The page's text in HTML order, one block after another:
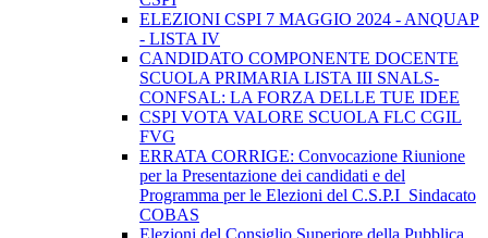
ELEZIONI CSPI 7 MAGGIO 2024 - ANQUAP
- LISTA IV
CANDIDATO COMPONENTE DOCENTE
SCUOLA PRIMARIA LISTA III SNALS-
CONFSAL: LA FORZA DELLE TUE IDEE
CSPI VOTA VALORE SCUOLA FLC CGIL
FVG
ERRATA CORRIGE: Convocazione Riunione
per la Presentazione dei candidati e del
Programma per le Elezioni del C.S.P.I_Sindacato
COBAS